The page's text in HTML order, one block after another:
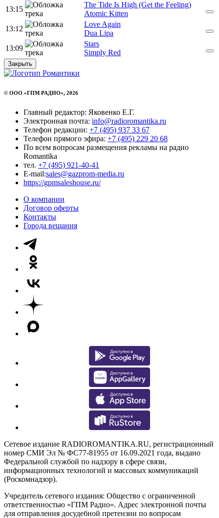
13:15
The Tide Is High (Get the Feeling)
Atomic Kitten
13:12
Love Again
Dua Lipa
13:09
Stars
Simply Red
Закрыть
© ООО «ГПМ РАДИО», 2026
Главный редактор: Яковенко Е.Г.
Электронная почта: info@radioromantika.ru
Телефон редакции: +7 (495) 937 33 67
Телефон прямого эфира: +7 (495) 229 20 68
По всем вопросам размещения рекламы на радио
Romantika
тел. +7 (495) 921-40-41
E-mail:sales@gazprom-media.ru
https://gpmsaleshouse.ru/
О компании
Договор оферты
Контакты
Города вещания
Сетевое издание RADIOROMANTIKA.RU, регистрационный
номер СМИ Эл № ФС77-81955 от 16.09.2021 года, выдано
Федеральной службой по надзору в сфере связи,
информационных технологий и массовых коммуникаций
(Роскомнадзор).
Учредитель сетевого издания: Общество с ограниченной
ответственностью «ГПМ Радио». Адрес электронной почты
для отправления досудебной претензии по вопросам